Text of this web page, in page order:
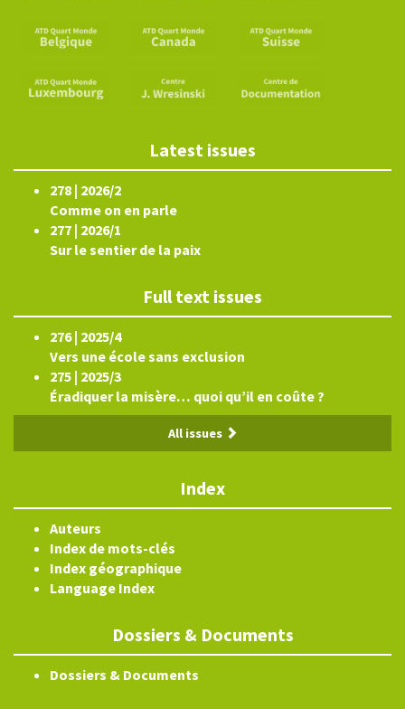
Latest issues
278 | 2026/2
Comme on en parle
277 | 2026/1
Sur le sentier de la paix
Full text issues
276 | 2025/4
Vers une école sans exclusion
275 | 2025/3
Éradiquer la misère… quoi qu’il en coûte ?
All issues
Index
Auteurs
Index de mots-clés
Index géographique
Language Index
Dossiers & Documents
Dossiers & Documents